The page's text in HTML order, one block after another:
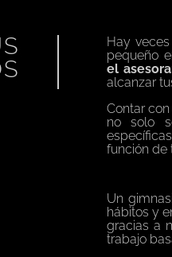
Hay
pequeño
el
alcanzar
Contar
no solo
específicas
función de
Un
hábitos y
gracias a
trabajo